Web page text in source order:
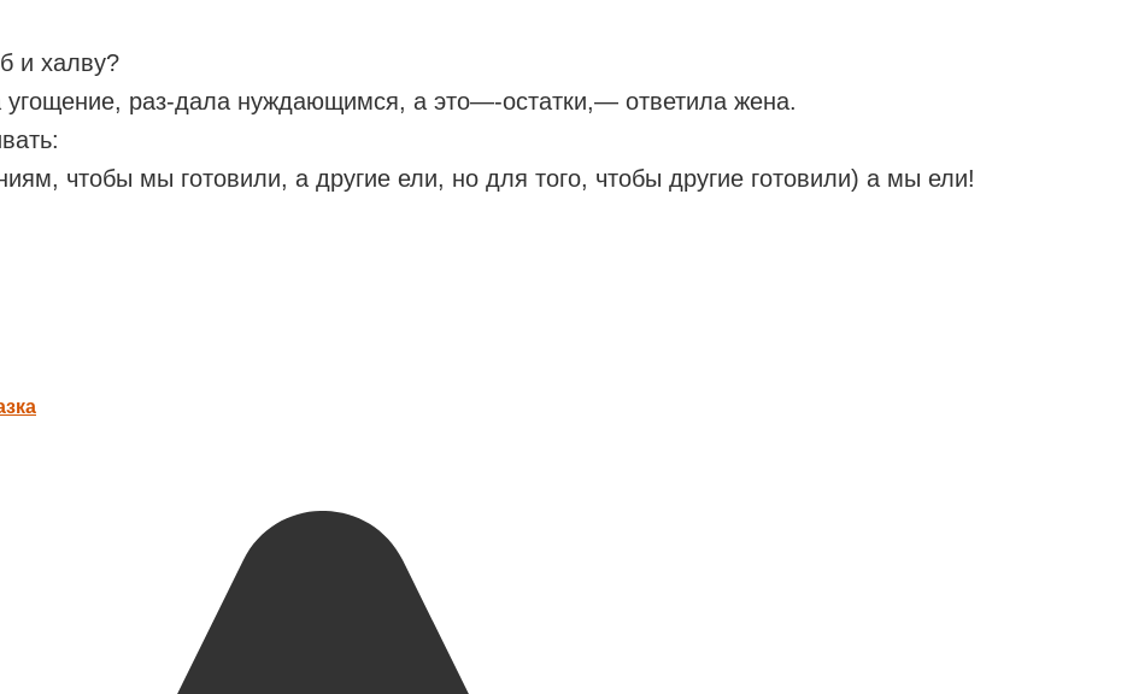
и халву?
раз-дала нуждающимся, а это—-остатки,— ответила жена.
чтобы мы готовили, а другие ели, но для того, чтобы другие готовили) а мы ели!